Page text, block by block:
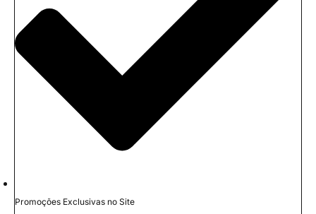
Promoções Exclusivas no Site